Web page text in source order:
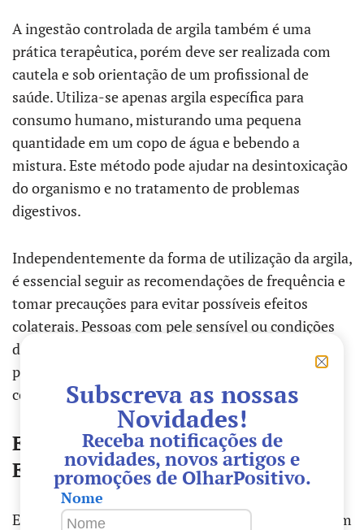
A ingestão controlada de argila também é uma
prática terapêutica, porém deve ser realizada com
cautela e sob orientação de um profissional de
saúde. Utiliza-se apenas argila específica para
consumo humano, misturando uma pequena
quantidade em um copo de água e bebendo a
mistura. Este método pode ajudar na desintoxicação
do organismo e no tratamento de problemas
digestivos.
Independentemente da forma de utilização da argila,
é essencial seguir as recomendações de frequência e
tomar precauções para evitar possíveis efeitos
colaterais. Pessoas com pele sensível ou condições
de saúde específicas devem consultar um
profissional antes de iniciar qualquer tratamento
com argila.
Estudos Científicos e Evidências de
Eficácia
Embora a argila tenha sido amplamente utilizada em
Subscreva as nossas
Novidades!
Receba notificações de
novidades, novos artigos e
promoções de OlharPositivo.
Nome